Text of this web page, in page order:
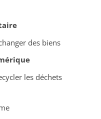
des biens
les déchets